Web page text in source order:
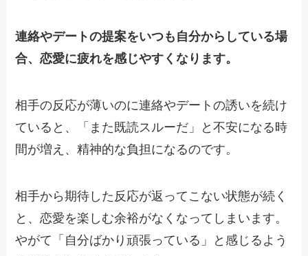
連絡やデートの提案をいつも自分からしている場
合、恋愛に疲れを感じやすくなります。
相手の反応が薄いのに連絡やデートの誘いを続け
ていると、「また既読スルーだ」と不安になる時
間が増え、精神的な負担になるのです。
相手から期待した反応が返ってこない状態が続く
と、恋愛を楽しむ余裕がなくなってしまいます。
やがて「自分ばかり頑張っている」と感じるよう